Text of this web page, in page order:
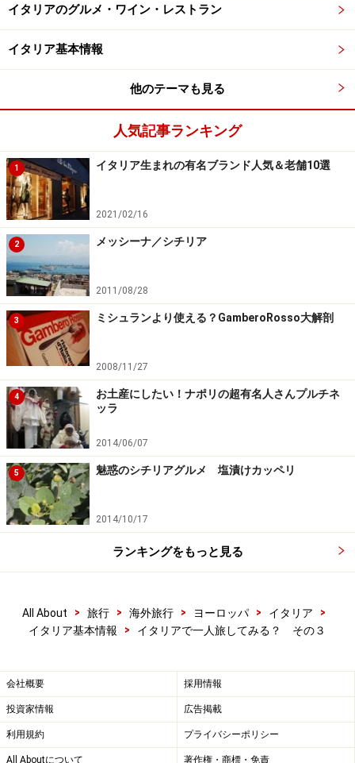
みたいな軽いのだったらかえっていい気分になるんです
で何とか誠実に対応しようとしてしまう、日本人の悲し
いサガ。日本語を操る日本人専門のナンパ男が居ますよ
4.感動を共有できる人が居ない。感想を言う相手が居な
い。
5.今までなったことはありませんが病気や怪我になった
とき。
困るだろうなと。
岩田：スゴイ！まとめていただいてしまいました。ホテ
ル問題もありましたね～。共感できる相手がいない。う
ん、これは、ちょっと寂しいな～と私も思いました。特
に笑えるシチュエーションとか、変てこなものとか見つ
けたときに。
長くなってしまいましたが、いずれはイタリアにもカラ
バッジョを堪能しに行きたいと考えています。（何しろ
膨大なので少しずつ）イタリアは団体で何度か行ってい
ますが、やはり警戒しなければならない部分も大きいと
思うので一人旅はもう少し先になりそうです。イタリア
自体はとても好きな国です。
※※※※※※※※※※※※※※※※※※※※※
ますよね。
一人でのびのびできるけど、感想を言う相手がいなくて
裏腹なもんです。
もう一つ、お便りをご紹介しましょう！28歳男性の方か
らです。
イタリアのグルメ・ワイン・レストラン
イタリア基本情報
他のテーマも見る
人気記事ランキング
1 イタリア生まれの有名ブランド人気＆老舗10選
2021/02/16
2 メッシーナ／シチリア
2011/08/28
3 ミシュランより使える？GamberoRosso大解剖
2008/11/27
4
お土産にしたい！ナポリの超有名人さんプルチネ
ッラ
2014/06/07
5 魅惑のシチリアグルメ 塩漬けカッペリ
2014/10/17
ランキングをもっと見る
All About > 旅行 > 海外旅行 > ヨーロッパ > イタリア
>
イタリア基本情報
> イタリアで一人旅してみる？ その３
会社概要 採用情報
投資家情報 広告掲載
利用規約 プライバシーポリシー
All Aboutについて 著作権・商標・免責